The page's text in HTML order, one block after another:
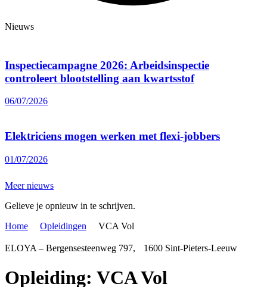
Nieuws
Inspectiecampagne 2026: Arbeidsinspectie
controleert blootstelling aan kwartsstof
06/07/2026
Elektriciens mogen werken met flexi-jobbers
01/07/2026
Meer nieuws
Gelieve je opnieuw in te schrijven.
Home
Opleidingen VCA Vol
ELOYA – Bergensesteenweg 797, 1600 Sint-Pieters-Leeuw
Opleiding: VCA Vol